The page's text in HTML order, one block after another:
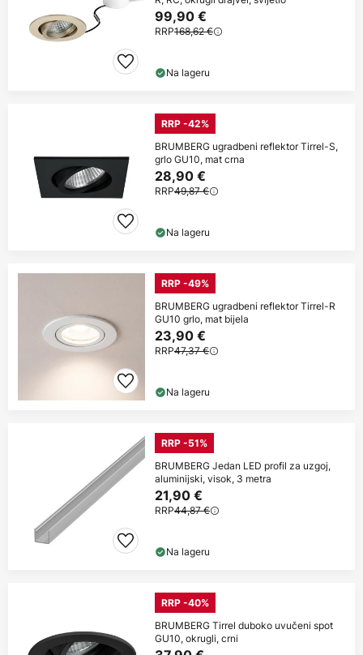
99,90 €
RRP168,62 €
Na lageru
RRP -42%
BRUMBERG ugradbeni reflektor Tirrel-S,
grlo GU10, mat crna
28,90 €
RRP49,87 €
Na lageru
RRP -49%
BRUMBERG ugradbeni reflektor Tirrel-R
GU10 grlo, mat bijela
23,90 €
RRP47,37 €
Na lageru
RRP -51%
BRUMBERG Jedan LED profil za uzgoj,
aluminijski, visok, 3 metra
21,90 €
RRP44,87 €
Na lageru
RRP -40%
BRUMBERG Tirrel duboko uvučeni spot
GU10, okrugli, crni